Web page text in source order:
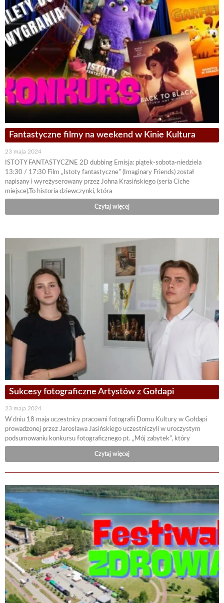
Fantastyczne filmy na weekend w Kinie Kultura
23 maja 2024
ISTOTY FANTASTYCZNE 2D dubbing Emisja: piątek-sobota-niedziela
13:30 / 17:30 Film „Istoty fantastyczne” (Imaginary Friends) został
napisany i wyreżyserowany przez Johna Krasińskiego (seria Ciche
miejsce).To historia dziewczynki, która
Czytaj więcej
Sukcesy fotograficzne Artystów z Gołdapi
23 maja 2024
W dniu 18 maja uczestnicy pracowni fotografii Domu Kultury w Gołdapi
prowadzonej przez Jarosława Jasińskiego uczestniczyli w uroczystym
podsumowaniu konkursu fotograficznego pt. „Mój zabytek”, który
Czytaj więcej